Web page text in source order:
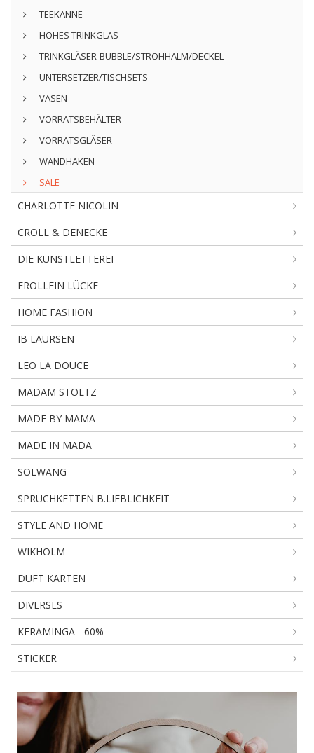
TEEKANNE
HOHES TRINKGLAS
TRINKGLÄSER-BUBBLE/STROHHALM/DECKEL
UNTERSETZER/TISCHSETS
VASEN
VORRATSBEHÄLTER
VORRATSGLÄSER
WANDHAKEN
SALE
CHARLOTTE NICOLIN
CROLL & DENECKE
DIE KUNSTLETTEREI
FROLLEIN LÜCKE
HOME FASHION
IB LAURSEN
LEO LA DOUCE
MADAM STOLTZ
MADE BY MAMA
MADE IN MADA
SOLWANG
SPRUCHKETTEN B.LIEBLICHKEIT
STYLE AND HOME
WIKHOLM
DUFT KARTEN
DIVERSES
KERAMINGA - 60%
STICKER
SALE